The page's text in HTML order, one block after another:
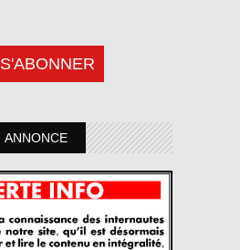
S'ABONNER
ANNONCE